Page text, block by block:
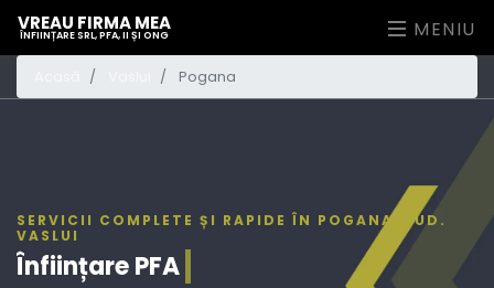
VREAU FIRMA MEA
ÎNFIINȚARE SRL, PFA, II ȘI ONG MENIU
Pogana
SERVICII COMPLETE ȘI RAPIDE ÎN POGANA, JUD.
VASLUI
ÎnființarePFA